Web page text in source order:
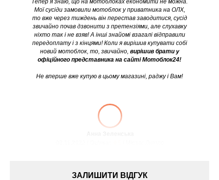
Тепер я знаю, що на мотоблоках економити не можна.
Мої сусіди замовили мотоблок у приватника на ОЛХ,
то вже через тиждень він перестав заводитися, сусід
звичайно почав дзвонити з претензіями, але слухавку
ніхто так і не взяв! А інші знайомі взагалі відправили
передоплату і з кінцями! Коли я вирішив купувати собі
новий мотоблок, то, звичайно, вирішив брати у
офіційного представника на сайті Мотоблок24!
Не вперше вже купую в цьому магазині, раджу і Вам!
Анна Зеленська
ЗАЛИШИТИ ВІДГУК